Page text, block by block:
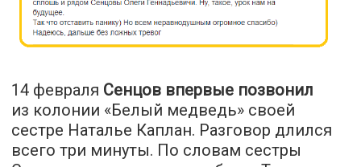
14 февраля Сенцов впервые позвонил
из колонии «Белый медведь» своей
сестре Наталье Каплан. Разговор длился
всего три минуты. По словам сестры